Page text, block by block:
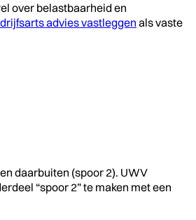
over belastbaarheid en
advies vastleggen als vaste
daarbuiten (spoor 2). UWV
“spoor 2” te maken met een